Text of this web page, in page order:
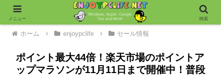
ホーム enjoypclife セール情報
ポイント最大44倍！楽天市場のポイントア
ップマラソンが11月11日まで開催中！普段
メニュー 検索